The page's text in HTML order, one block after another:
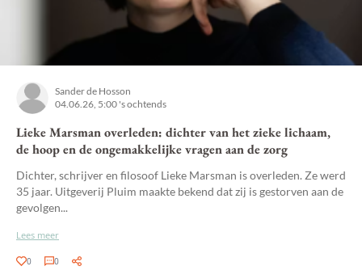
Sander de Hosson
04.06.26, 5:00 's ochtends
Lieke Marsman overleden: dichter van het zieke lichaam,
de hoop en de ongemakkelijke vragen aan de zorg
Dichter, schrijver en filosoof Lieke Marsman is overleden. Ze werd
35 jaar. Uitgeverij Pluim maakte bekend dat zij is gestorven aan de
gevolgen...
Lees meer
0 0